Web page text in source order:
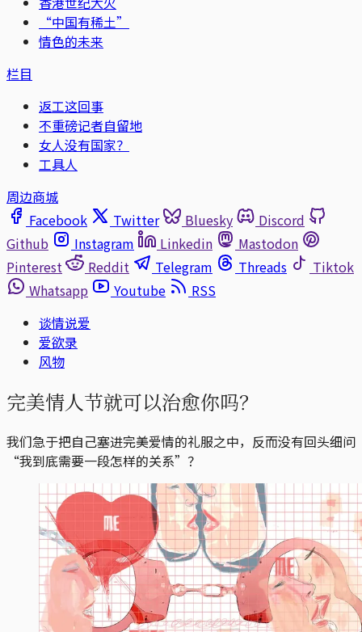
“中国有稀土”
情色的未来
栏目
返工这回事
不重磅记者自留地
女人没有国家？
工具人
周边商城
Facebook
Twitter Bluesky
Discord
Github
Instagram Linkedin
Mastodon
Pinterest
Reddit Telegram Threads
Tiktok
Whatsapp
Youtube
RSS
谈情说爱
爱欲录
风物
完美情人节就可以治愈你吗？
我们急于把自己塞进完美爱情的礼服之中，反而没有回头细问
“我到底需要一段怎样的关系”？